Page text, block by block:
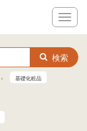
メ
ニ
ー
検索
基礎化粧品